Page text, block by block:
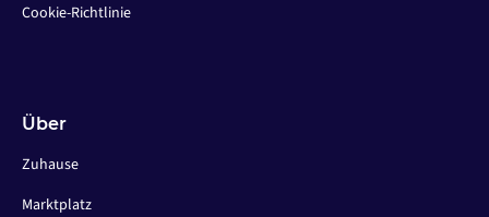
Cookie-Richtlinie
Über
Zuhause
Marktplatz